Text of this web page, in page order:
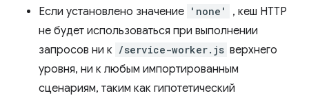
Если установлено значение 'none'
, кеш HTTP
не будет использоваться при выполнении
запросов ни к /service-worker.js верхнего
уровня, ни к любым импортированным
сценариям, таким как гипотетический